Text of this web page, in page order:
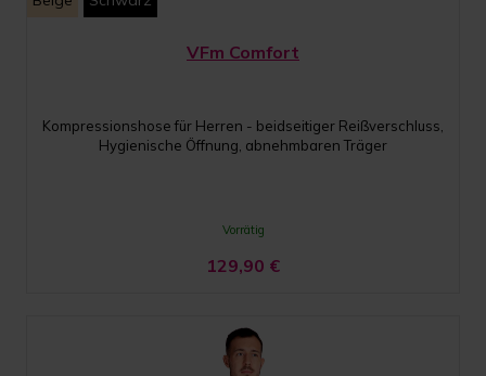
VFm Comfort
Kompressionshose für Herren - beidseitiger Reißverschluss,
Hygienische Öffnung, abnehmbaren Träger
Vorrätig
129,90 €